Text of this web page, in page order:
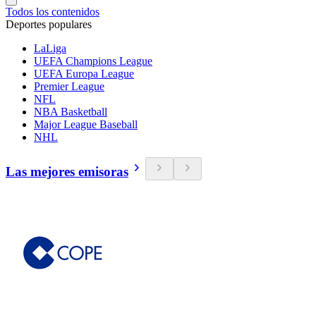
Todos los contenidos
Deportes populares
LaLiga
UEFA Champions League
UEFA Europa League
Premier League
NFL
NBA Basketball
Major League Baseball
NHL
Las mejores emisoras